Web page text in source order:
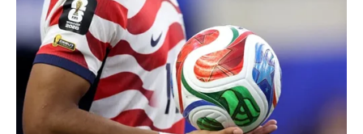
Zoo Duisburg
Mit dem Delfinarium, der Tropenhalle Rio
Negro, dem Chinesischen Garten, dem
Koalahaus und vielen weiteren
Attraktionen ist der Duisburger Zoo ein beliebtes
Ausflugsziel für die ganze Familie, in dem es